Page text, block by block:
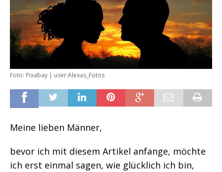
Foto: Pixabay | user:Alexas_Fotos
Meine lieben Männer,
bevor ich mit diesem Artikel anfange, möchte
ich erst einmal sagen, wie glücklich ich bin,